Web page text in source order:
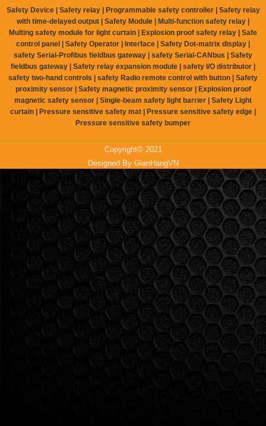
Safety Device | Safety relay | Programmable safety controller | Safety relay
with time-delayed output | Safety Module | Multi-function safety relay |
Multing safety module for light curtain | Explosion proof safety relay | Safe
control panel | Safety Operator | Interface | Safety Dot-matrix display |
safety Serial-Profibus fieldbus gateway | safety Serial-CANbus | Safety
fieldbus gateway | Safety relay expansion module | safety I/O distributor |
safety two-hand controls | safety Radio remote control with button | Safety
proximity sensor | Safety magnetic proximity sensor | Explosion proof
magnetic safety sensor | Single-beam safety light barrier | Safety Light
curtain | Pressure sensitive safety mat | Pressure sensitive safety edge |
Pressure sensitive safety bumper
Copyright© 2021
Designed By GianHangVN